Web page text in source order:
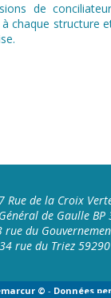
de
chaque structure
Rue de la Croix
de Gaulle BP
rue du
34 rue du Triez 59290
© - Données